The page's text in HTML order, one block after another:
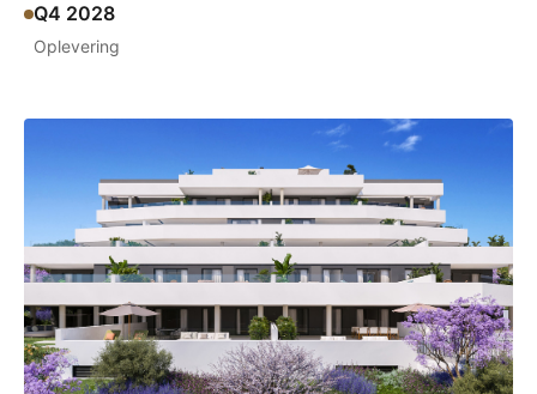
Q4 2028
Oplevering